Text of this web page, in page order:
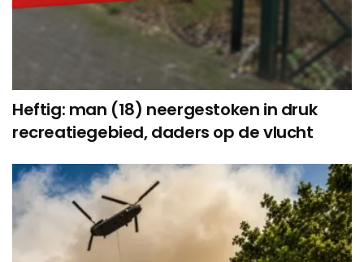
Heftig: man (18) neergestoken in druk
recreatiegebied, daders op de vlucht